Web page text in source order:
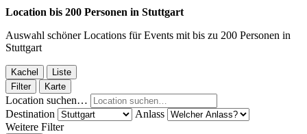
Location bis 200 Personen in Stuttgart
Auswahl schöner Locations für Events mit bis zu 200 Personen in
Stuttgart
Kachel
Liste
Filter
Karte
Location suchen…
Destination
Anlass
Weitere Filter